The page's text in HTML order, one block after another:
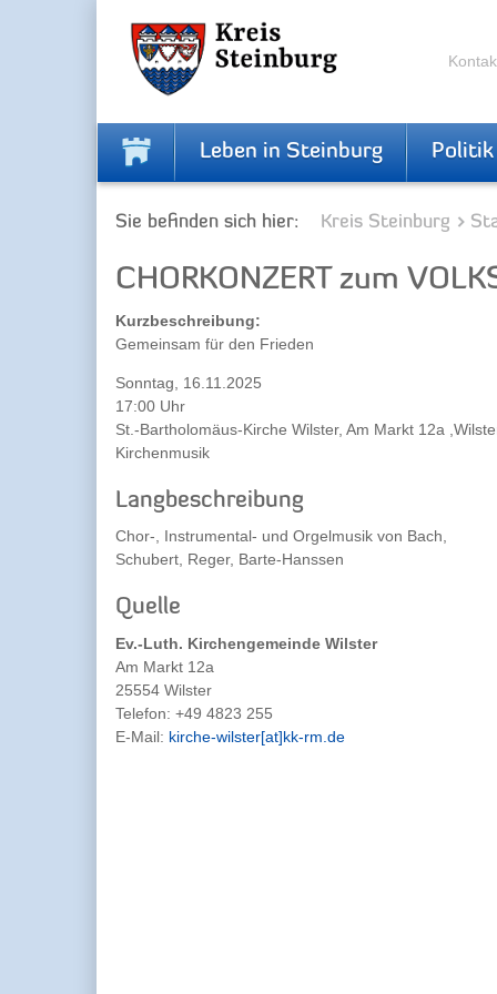
Leben in Steinburg Politik
Sie befinden sich hier: Kreis Steinburg
CHORKONZERT zum
Kurzbeschreibung:
Gemeinsam für den Frieden
Sonntag, 16.11.2025
17:00 Uhr
St.-Bartholomäus-Kirche Wilster, Am Markt 12a
Kirchenmusik
Langbeschreibung
Chor-, Instrumental- und Orgelmusik von Bach,
Schubert, Reger, Barte-Hanssen
Quelle
Ev.-Luth. Kirchengemeinde Wilster
Am Markt 12a
25554 Wilster
Telefon: +49 4823 255
E-Mail: kirche-wilster[at]kk-rm.de